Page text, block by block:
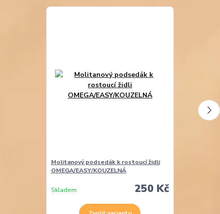
Molitanový podsedák k rostoucí židli
OMEGA/EASY/KOUZELNÁ
250 Kč
Skladem